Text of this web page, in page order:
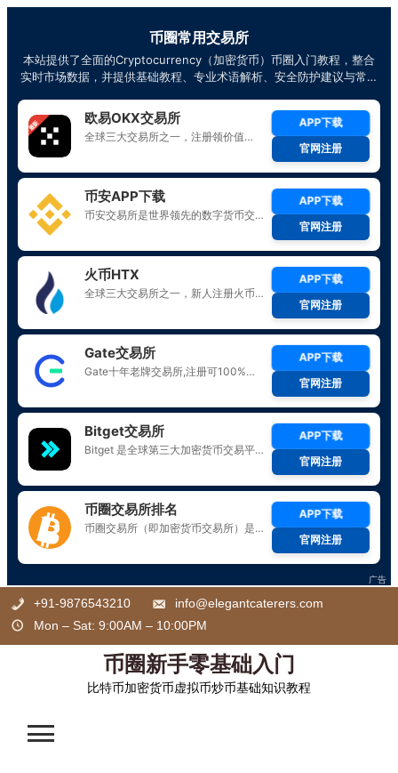
Skip
+91-9876543210
info@elegantcaterers.com
Mon – Sat: 9:00AM – 10:00PM
币圈新手零基础入门
比特币加密货币虚拟币炒币基础知识教程